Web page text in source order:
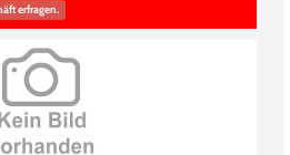
erfragen.